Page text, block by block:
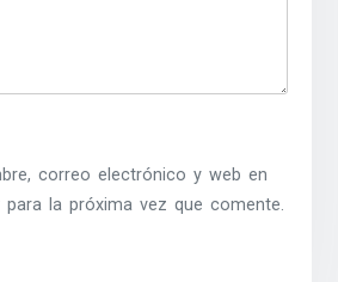
correo electrónico y web en
para la próxima vez que comente.